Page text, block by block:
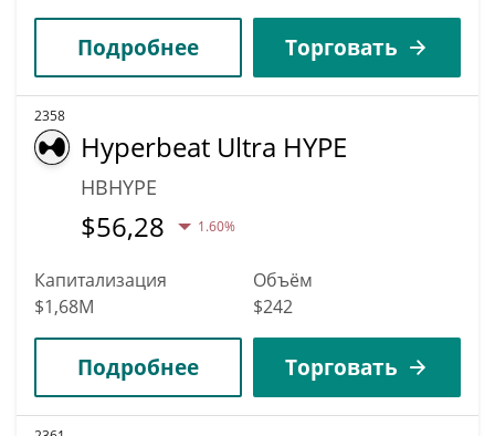
Подробнее Торговать
2358
Hyperbeat Ultra HYPE
HBHYPE
$56,28 1.60%
Капитализация
$1,68M
Объём
$242
Подробнее Торговать